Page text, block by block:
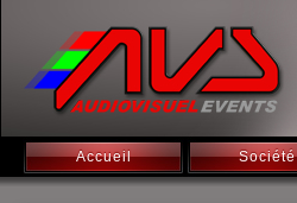
Accueil Société